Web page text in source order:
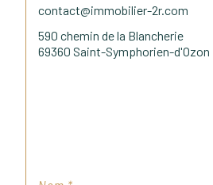
contact@immobilier-2r.com
590 chemin de la Blancherie
69360 Saint-Symphorien-d'Ozon